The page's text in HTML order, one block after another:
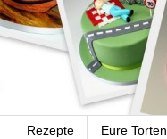
Rezepte Eure Torten